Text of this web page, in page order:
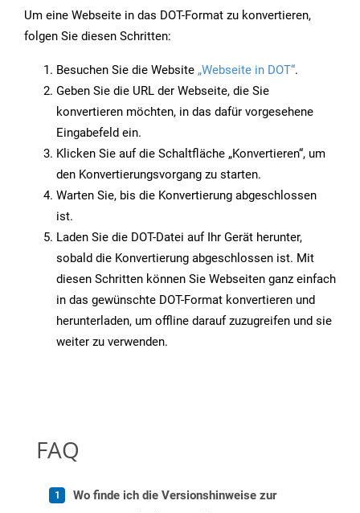
Um eine Webseite in das DOT-Format zu konvertieren,
folgen Sie diesen Schritten:
Besuchen Sie die Website „Webseite in DOT“.
Geben Sie die URL der Webseite, die Sie
konvertieren möchten, in das dafür vorgesehene
Eingabefeld ein.
Klicken Sie auf die Schaltfläche „Konvertieren“, um
den Konvertierungsvorgang zu starten.
Warten Sie, bis die Konvertierung abgeschlossen
ist.
Laden Sie die DOT-Datei auf Ihr Gerät herunter,
sobald die Konvertierung abgeschlossen ist. Mit
diesen Schritten können Sie Webseiten ganz einfach
in das gewünschte DOT-Format konvertieren und
herunterladen, um offline darauf zuzugreifen und sie
weiter zu verwenden.
FAQ
Wo finde ich die Versionshinweise zur